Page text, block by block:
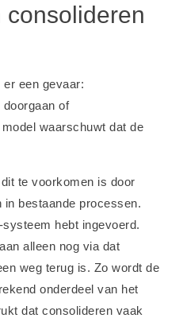
consolideren
een gevaar:
of
waarschuwt dat de
te voorkomen is door
in bestaande processen.
hebt ingevoerd.
alleen nog via dat
weg terug is. Zo wordt de
onderdeel van het
dat consolideren vaak